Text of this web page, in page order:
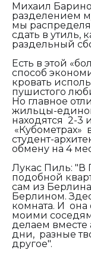
Михаил
разделением
мы
сдать в утиль,
раздельный
Есть в этой
способ
кровать
пушистого
Но главное
жильцы-
находятся 2-3
«Кубометрах»
студент-
обмену на 4
Лукас Пиль: "В
подобной
сам из
Берлином.
комната. И она
моими
делаем
дни, разные
другое".